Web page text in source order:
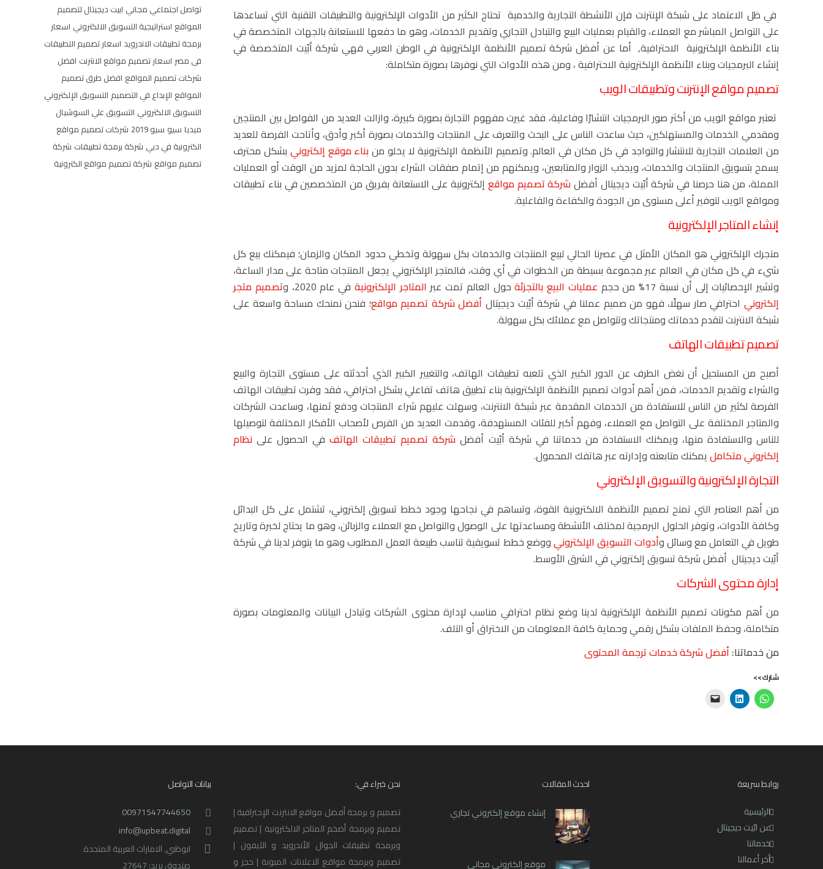
في ظل الاعتماد على شبكة الإنترنت فإن الأنشطة التجارية والخدمية تحتاج الكثير من الأدوات الإلكترونية والتطبيقات التقنية التي تساعدها
على التواصل المباشر مع العملاء، والقيام بعمليات البيع والتبادل التجاري وتقديم الخدمات، وهو ما دفعها للاستعانة بالجهات المتخصصة في
بناء الأنظمة الإلكترونية الاحترافية, أما عن أفضل شركة تصميم الأنظمة الإلكترونية في الوطن العربي فهي شركة أبّيت المتخصصة في
إنشاء البرمجيات وبناء الأنظمة الإلكترونية الاحترافية ، ومن هذه الأدوات التي نوفرها بصورة متكاملة:
تصميم مواقع الإنترنت وتطبيقات الويب
تعتبر مواقع الويب من أكثر صور البرمجيات انتشارًا وفاعلية، فقد غيرت مفهوم التجارة بصورة كبيرة، وازالت العديد من الفواصل بين المنتجين
ومقدمي الخدمات والمستهلكين، حيث ساعدت الناس على البحث والتعرف على المنتجات والخدمات بصورة أكبر وأدق، وأتاحت الفرصة للعديد
من العلامات التجارية للانتشار والتواجد في كل مكان في العالم. وتصميم الأنظمة الإلكترونية لا يخلو منبناء موقع إلكتروني بشكل محترف
يسمح بتسويق المنتجات والخدمات، ويجذب الزوار والمتابعين، ويمكنهم من إتمام صفقات الشراء بدون الحاجة لمزيد من الوقت أو العمليات
المملة، من هنا حرصنا في شركة أبّيت ديجيتال أفضلشركة تصميم مواقع إلكترونية على الاستعانة بفريق من المتخصصين في بناء تطبيقات
ومواقع الويب لتوفير أعلى مستوى من الجودة والكفاءة والفاعلية.
إنشاء المتاجر الإلكترونية
متجرك الإلكتروني هو المكان الأمثل في عصرنا الحالي لبيع المنتجات والخدمات بكل سهولة وتخطي حدود المكان والزمان؛ فيمكنك بيع كل
شيء في كل مكان في العالم عبر مجموعة بسيطة من الخطوات في أي وقت، فالمتجر الإلكتروني يجعل المنتجات متاحة على مدار الساعة،
وتشير الإحصائيات إلى أن نسبة 17% من حجم
عمليات البيع بالتجزئةحول العالم تمت عبر المتاجر الإلكترونية في عام 2020، و
تصميم متجر
إلكترونياحترافي صار سهلًا، فهو من صميم عملنا في شركة أبّيت ديجيتال أفضل شركة تصميم مواقع؛ فنحن نمنحك مساحة واسعة على
شبكة الانترنت لتقدم خدماتك ومنتجاتك وتتواصل مع عملائك بكل سهولة.
تصميم تطبيقات الهاتف
أصبح من المستحيل أن نغض الطرف عن الدور الكبير الذي تلعبه تطبيقات الهاتف، والتغيير الكبير الذي أحدثته على مستوى التجارة والبيع
والشراء وتقديم الخدمات، فمن أهم أدوات تصميم الأنظمة الإلكترونية بناء تطبيق هاتف تفاعلي بشكل احترافي، فقد وفرت تطبيقات الهاتف
الفرصة لكثير من الناس للاستفادة من الخدمات المقدمة عبر شبكة الانترنت، وسهلت عليهم شراء المنتجات ودفع ثمنها، وساعدت الشركات
والمتاجر المختلفة على التواصل مع العملاء، وفهم أكبر للفئات المستهدفة، وقدمت العديد من الفرص لأصحاب الأفكار المختلفة لتوصيلها
للناس والاستفادة منها، ويمكنك الاستفادة من خدماتنا في شركة أبّيت أفضلشركة تصميم تطبيقات الهاتففي الحصول على نظام
إلكتروني متكامل يمكنك متابعته وإدارته عبر هاتفك المحمول.
التجارة الإلكترونية والتسويق الإلكتروني
من أهم العناصر التي تمنح تصميم الأنظمة الالكترونية القوة، وتساهم في نجاحها وجود خطط تسويق إلكتروني، تشتمل على كل البدائل
وكافة الأدوات، وتوفر الحلول البرمجية لمختلف الأنشطة ومساعدتها على الوصول والتواصل مع العملاء والزبائن، وهو ما يحتاج لخبرة وتاريخ
طويل في التعامل مع وسائل وأدوات التسويق الإلكترونيووضع خطط تسويقية تناسب طبيعة العمل المطلوب وهو ما يتوفر لدينا في شركة
أبّيت ديجيتال أفضل شركة تسويق إلكتروني في الشرق الأوسط.
إدارة محتوى الشركات
من أهم مكونات تصميم الأنظمة الإلكترونية لدينا وضع نظام احترافي مناسب لإدارة محتوى الشركات وتبادل البيانات والمعلومات بصورة
متكاملة، وحفظ الملفات بشكل رقمي وحماية كافة المعلومات من الاختراق أو التلف.
من خدماتنا: أفضل شركة خدمات ترجمة المحتوى
شارك>>
تواصل اجتماعي مجاني ابيت ديجيتال لتصميم
المواقع استراتيجية التسويق الالكتروني اسعار
برمجة تطبيقات الاندرويد اسعار تصميم التطبيقات
فى مصر اسعار تصميم مواقع الانترنت افضل
شركات تصميم المواقع افضل طرق تصميم
المواقع الإبداع في التصميم التسويق الإلكتروني
التسويق الالكتروني التسويق علي السوشيال
ميديا سيو سيو 2019
شركات تصميم مواقع
الكترونية في دبي شركة برمجة تطبيقات شركة
تصميم مواقع شركة تصميم مواقع الكترونية
روابط سريعة
الرئيسية
عن ابّيت ديجيتال
خدماتنا
أخر أعمالنا
احدث المقالات
إنشاء موقع إلكتروني تجاري
موقع إلكتروني مجاني
نحن خبراء في:
تصميم و برمجة أفضل مواقع الانترنت الإحترافية |
تصميم وبرمجة أضخم المتاجر الالكترونية | تصميم
وبرمجة تطبيقات الجوال الأندرويد و الآيفون |
تصميم وبرمجة مواقع الاعلانات المبوبة | حجز و
بيانات التواصل
00971547744650
info@upbeat.digital
ابوظبي, الامارات العربية المتحدة
صندوق بريد: 27647